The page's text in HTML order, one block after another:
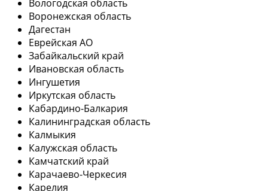
Вологодская область
Воронежская область
Дагестан
Еврейская АО
Забайкальский край
Ивановская область
Ингушетия
Иркутская область
Кабардино-Балкария
Калининградская область
Калмыкия
Калужская область
Камчатский край
Карачаево-Черкесия
Карелия